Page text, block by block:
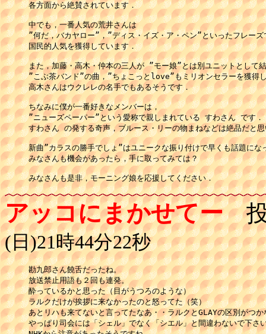
各方面から絶賛されています．
中でも，一番人気の荒井さんは
”何だ，バカヤロー”，”ディス・イズ・ア・ペン”といったフレーズ
国民的人気を獲得しています．
また，加藤・高木・仲本の三人が ”モー娘”とは別ユニットとして
”こぶ茶バンド”の曲，”ちょこっとlove”もミリオンセラーを獲得
高木さんはウクレレの名手でもあるそうです．
ちなみに僕が一番好きなメンバーは，
”ニューズペーパー”という愛称で親しまれている すわさん です．
すわさん の発する奇声，ブルース・リーの物まねなどは絶品だと
新曲”カラスの勝手でしょ”はユニークな振り付けで早くも話題にな
みなさんも機会があったら，手に取ってみては？
みなさんも是非，モーニング娘を応援してください．
アッコにまかせてー投
(日)21時44分22秒
勘九郎さん饒舌だったね。
放送禁止用語も２回も連発。
酔っているかと思った（目がうつろのような）
ラルクだけが挨拶に来なかったのと怒ってた（笑）
あとリハも来てないと言ってたなあ・・ラルクとGLAYの区別がつか
やっぱり司会には「シェル」でなく「シエル」と間違わないで下さ